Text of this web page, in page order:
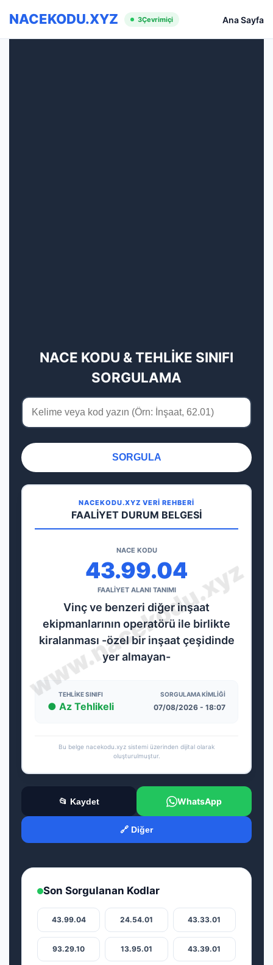
NACEKODU.XYZ 3Çevrimiçi Ana Sayfa
NACE KODU & TEHLİKE SINIFI
SORGULAMA
SORGULA
NACEKODU.XYZ VERİ REHBERİ
FAALİYET DURUM BELGESİ
NACE KODU
43.99.04
FAALİYET ALANI TANIMI
Vinç ve benzeri diğer inşaat
ekipmanlarının operatörü ile birlikte
kiralanması -özel bir inşaat çeşidinde
yer almayan-
TEHLIKE SINIFI
● Az Tehlikeli
SORGULAMA KIMLIĞI
07/08/2026 - 18:07
Bu belge nacekodu.xyz sistemi üzerinden dijital olarak
oluşturulmuştur.
📂 Kaydet WhatsApp
🔗 Diğer
Son Sorgulanan Kodlar
43.99.04 24.54.01 43.33.01
93.29.10 13.95.01 43.39.01